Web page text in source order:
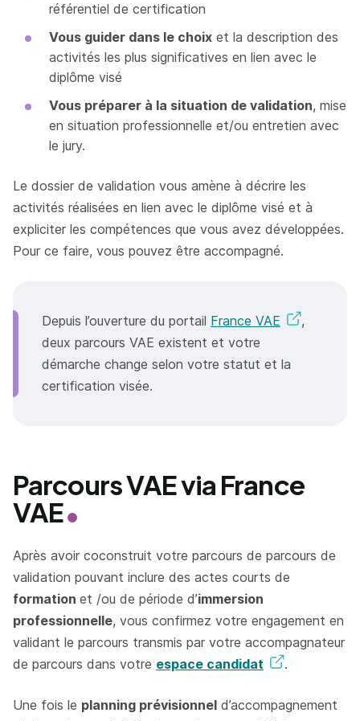
référentiel de certification
Vous guider dans le choix et la description des
activités les plus significatives en lien avec le
diplôme visé
Vous préparer à la situation de validation, mise
en situation professionnelle et/ou entretien avec
le jury.
Le dossier de validation vous amène à décrire les
activités réalisées en lien avec le diplôme visé et à
expliciter les compétences que vous avez développées.
Pour ce faire, vous pouvez être accompagné.
Depuis l’ouverture du portail France VAE
,
deux parcours VAE existent et votre
démarche change selon votre statut et la
certification visée.
Parcours VAE via France
VAE
Après avoir coconstruit votre parcours de parcours de
validation pouvant inclure des actes courts de
formation et /ou de période d’immersion
professionnelle, vous confirmez votre engagement en
validant le parcours transmis par votre accompagnateur
de parcours dans votre espace candidat .
Une fois le planning prévisionnel d’accompagnement